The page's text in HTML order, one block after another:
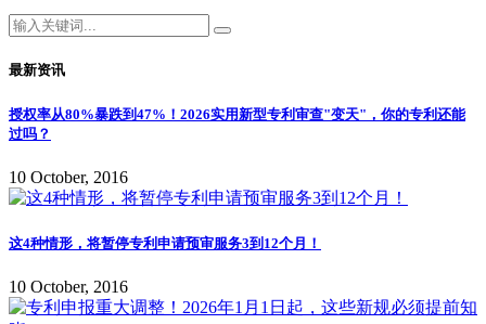
最新资讯
授权率从80%暴跌到47%！2026实用新型专利审查"变天"，你的专利还能
过吗？
10 October, 2016
这4种情形，将暂停专利申请预审服务3到12个月！
10 October, 2016